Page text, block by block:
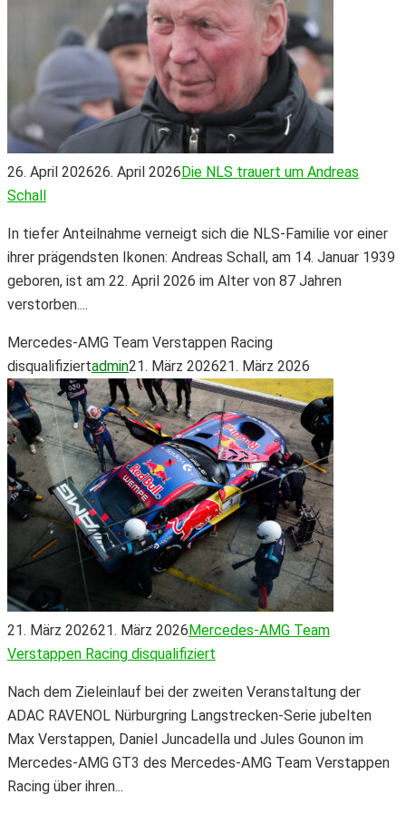
26. April 202626. April 2026Die NLS trauert um Andreas
Schall
In tiefer Anteilnahme verneigt sich die NLS-Familie vor einer
ihrer prägendsten Ikonen: Andreas Schall, am 14. Januar 1939
geboren, ist am 22. April 2026 im Alter von 87 Jahren
verstorben....
Mercedes-AMG Team Verstappen Racing
disqualifiziertadmin21. März 202621. März 2026
21. März 202621. März 2026Mercedes-AMG Team
Verstappen Racing disqualifiziert
Nach dem Zieleinlauf bei der zweiten Veranstaltung der
ADAC RAVENOL Nürburgring Langstrecken-Serie jubelten
Max Verstappen, Daniel Juncadella und Jules Gounon im
Mercedes-AMG GT3 des Mercedes-AMG Team Verstappen
Racing über ihren...